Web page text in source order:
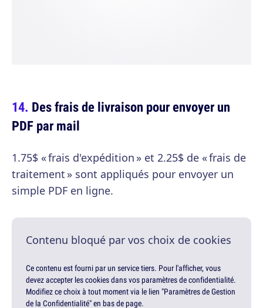
Des frais de livraison pour envoyer un
PDF par mail
1.75$ « frais d'expédition » et 2.25$ de « frais de
traitement » sont appliqués pour envoyer un
simple PDF en ligne.
Contenu bloqué par vos choix de cookies
Ce contenu est fourni par un service tiers. Pour l'afficher, vous
devez accepter les cookies dans vos paramètres de confidentialité.
Modifiez ce choix à tout moment via le lien "Paramètres de Gestion
de la Confidentialité" en bas de page.